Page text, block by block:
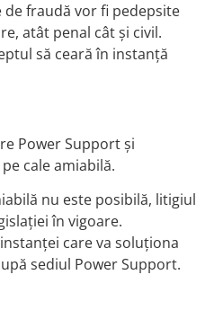
de fraudă vor fi pedepsite
atât penal cât şi civil.
să ceară în instanţă
Power Support şi
cale amiabilă.
nu este posibilă, litigiul
în vigoare.
care va soluţiona
sediul Power Support.